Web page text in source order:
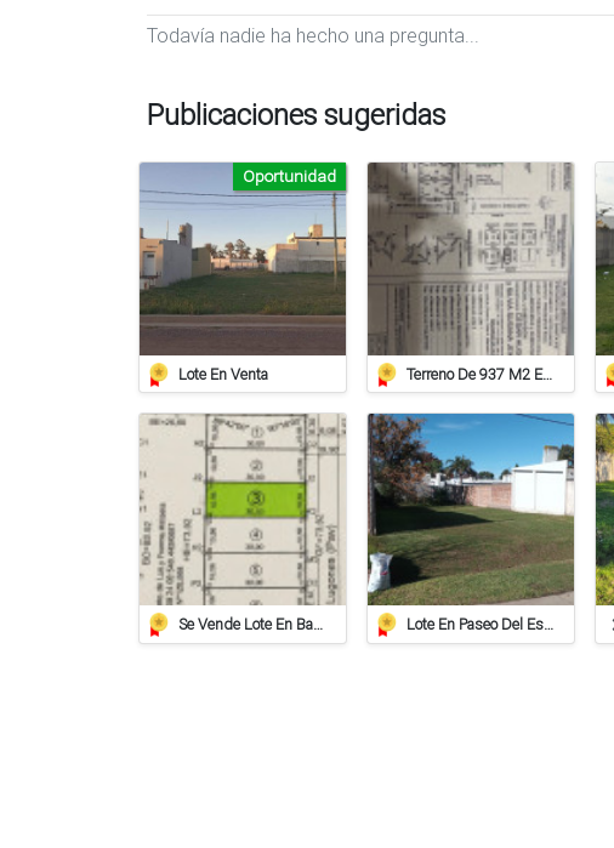
Todavía nadie ha hecho una pregunta...
Publicaciones sugeridas
Lote En Venta
Oportunidad
Terreno De 937 M2 En Roca
Se Vende Lote En Barrio Belgrano Lote En Paseo Del Este, Entorno Residencial.